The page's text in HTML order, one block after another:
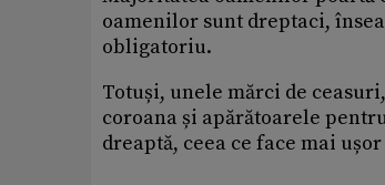
oamenilor sunt dreptaci,
obligatoriu.
Totuși, unele mărci de
coroana și apărătoarele
dreaptă, ceea ce face mai